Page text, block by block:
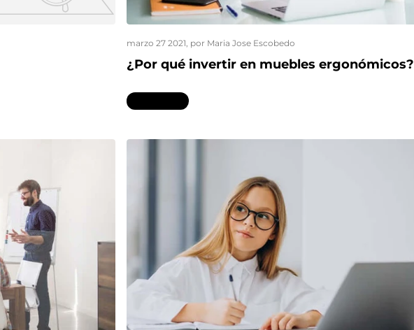
marzo 27 2021 , por Maria Jose Escobedo
¿Por qué invertir en muebles ergonómicos?
Leer más...